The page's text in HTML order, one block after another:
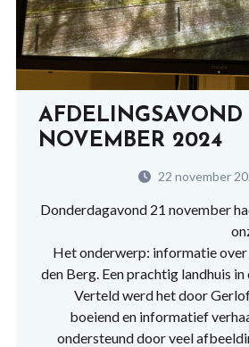
AFDELINGSAVOND
NOVEMBER 2024
22 november
Donderdagavond 21 november
Het onderwerp: informatie
den Berg. Een prachtig landhuis in
Verteld werd het door
boeiend en informatief
ondersteund door veel